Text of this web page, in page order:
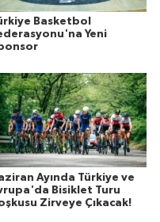
Basketbol
Yeni
Ayında Türkiye ve
Bisiklet Turu
Zirveye Çıkacak!